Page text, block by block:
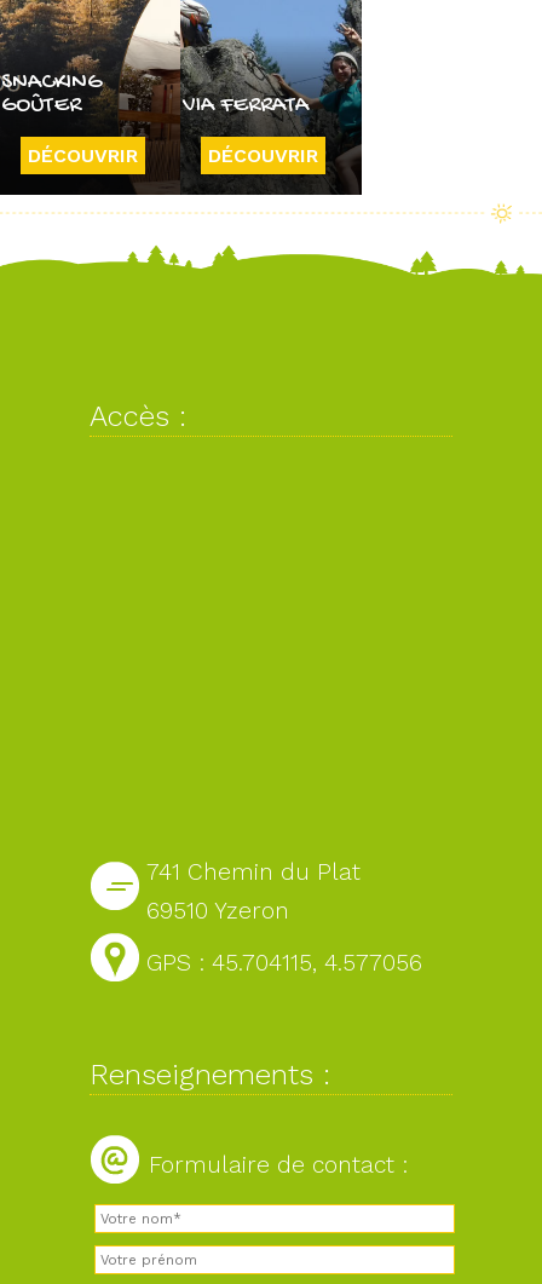
SNACKING
GOÛTER
DÉCOUVRIR
VIA FERRATA
DÉCOUVRIR
Accès :
741 Chemin du Plat
69510 Yzeron
GPS : 45.704115, 4.577056
Renseignements :
Formulaire de contact :